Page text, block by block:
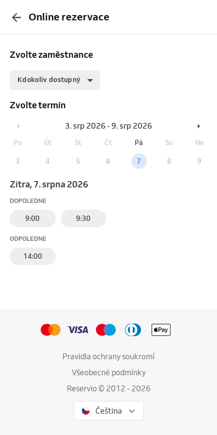
Online rezervace
Zvolte zaměstnance
Kdokoliv dostupný
Zvolte termín
3. srp 2026 - 9. srp 2026
Po Út St Čt Pá So Ne
3 4 5 6 7 8 9
Zítra, 7. srpna 2026
DOPOLEDNE
9:00 9:30
ODPOLEDNE
14:00
Pravidla ochrany soukromí
Všeobecné podmínky
Reservio © 2012 - 2026
Čeština